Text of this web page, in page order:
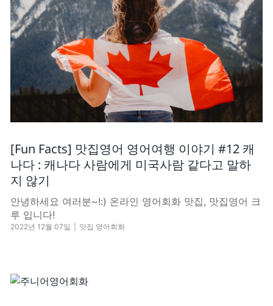
[Fun Facts] 맛집영어 영어여행 이야기 #12 캐
나다 : 캐나다 사람에게 미국사람 같다고 말하
지 않기
​안녕하세요 여러분~!:) 온라인 영어회화 맛집, 맛집영어 크
루 입니다! ​
2022년 12월 07일 맛집 영어회화